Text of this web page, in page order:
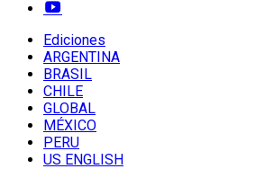
Ediciones
ARGENTINA
BRASIL
CHILE
GLOBAL
MÉXICO
PERU
US ENGLISH